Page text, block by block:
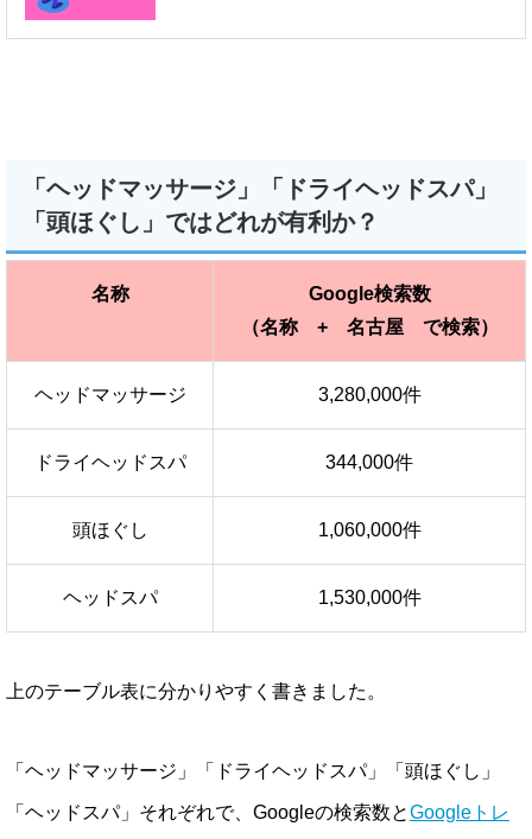
「ヘッドマッサージ」「ドライヘッドスパ」
「頭ほぐし」ではどれが有利か？
名称
Google検索数
（名称 + 名古屋 で検索）
ヘッドマッサージ 3,280,000件
ドライヘッドスパ 344,000件
頭ほぐし 1,060,000件
ヘッドスパ 1,530,000件
上のテーブル表に分かりやすく書きました。
「ヘッドマッサージ」「ドライヘッドスパ」「頭ほぐし」
「ヘッドスパ」それぞれで、Googleの検索数とGoogleトレ